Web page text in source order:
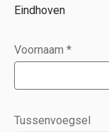
Eindhoven
Voornaam *
Tussenvoegsel